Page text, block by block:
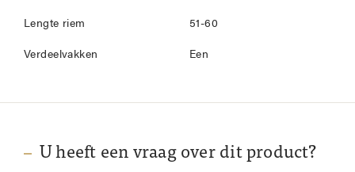
Lengte riem 51-60
Verdeelvakken Een
U heeft een vraag over dit product?